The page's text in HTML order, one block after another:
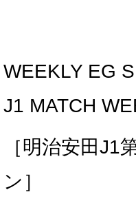
か
レ
WEEKLY EG
J1 MATCH
［明治安田J1
ン］